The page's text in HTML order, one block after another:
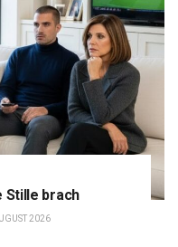
Stille brach
2026